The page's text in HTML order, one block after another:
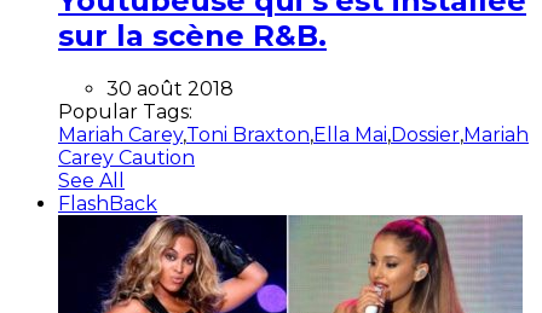
sur la scène R&B.
30 août 2018
Popular Tags:
Mariah Carey,Toni Braxton,Ella Mai,Dossier,Mariah
Carey Caution
See All
FlashBack